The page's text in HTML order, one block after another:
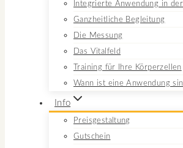
Integrierte Anwendung in
Ganzheitliche Begleitung
Die Messung
Das Vitalfeld
Training für Ihre Körperzellen
Wann ist eine Anwendung
Info
Preisgestaltung
Gutschein